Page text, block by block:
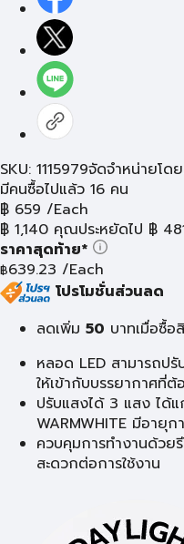
SKU: 1115979จัดจำหน่ายโด
มีคนซื้อไปแล้ว 16 คน
฿ 659 /Each
฿ 1,140 คุณประหยัดไป ฿
ราคาสุดท้าย*
฿639.23 /Each
โปรโมชั่นส่วนลด
ลดเพิ่ม 50 บาทเมื่อซื้
หลอด LED สามารถปรั
ให้เข้ากับบรรยากาศที่ต้
ปรับแสงได้ 3 แสง ได้แ
WARMWHITE มีอายุ
ควบคุมการทำงานด้วย
สะดวกต่อการใช้งาน